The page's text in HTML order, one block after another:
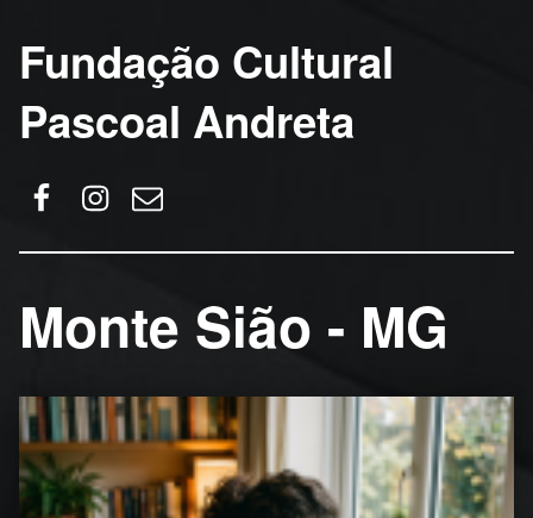
Fundação Cultural
Pascoal Andreta
Monte Sião - MG